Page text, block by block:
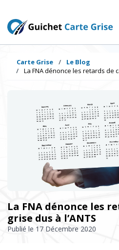
Carte Grise
Le Blog
La FNA dénonce les retards de
La FNA dénonce les
grise dus à l’ANTS
Publié le 17 Décembre 2020